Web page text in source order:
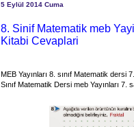
5 Eylül 2014 Cuma
8. Sinif Matematik meb
Kitabi Cevaplari
MEB Yayınları 8. sınıf Matematik dersi
Sınıf Matematik Dersi meb Yayınları